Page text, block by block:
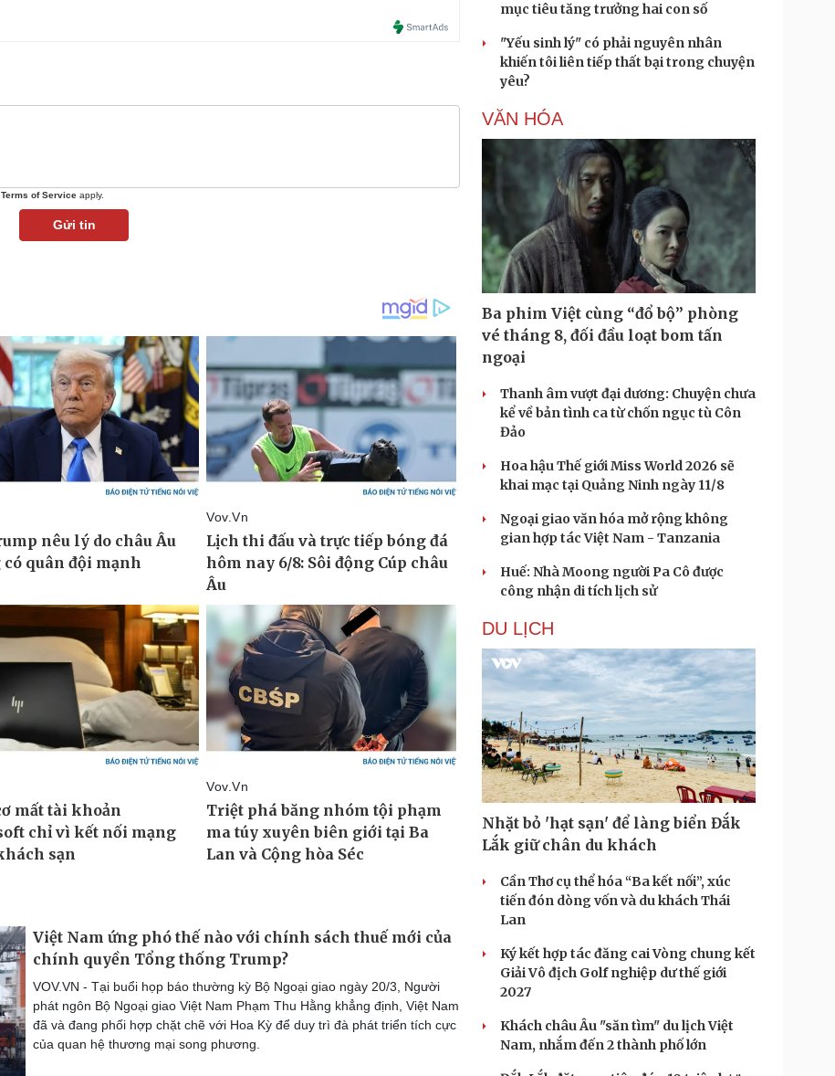
Terms of Service apply.
Gửi tin
Việt Nam ứng phó thế nào với chính sách thuế mới của
chính quyền Tổng thống Trump?
VOV.VN - Tại buổi họp báo thường kỳ Bộ Ngoại giao ngày 20/3, Người
phát ngôn Bộ Ngoại giao Việt Nam Phạm Thu Hằng khẳng định, Việt Nam
đã và đang phối hợp chặt chẽ với Hoa Kỳ để duy trì đà phát triển tích cực
của quan hệ thương mại song phương.
mục tiêu tăng trưởng hai con số
"Yếu sinh lý" có phải nguyên nhân
khiến tôi liên tiếp thất bại trong chuyện
yêu?
VĂN HÓA
Ba phim Việt cùng “đổ bộ” phòng
vé tháng 8, đối đầu loạt bom tấn
ngoại
Thanh âm vượt đại dương: Chuyện chưa
kể về bản tình ca từ chốn ngục tù Côn
Đảo
Hoa hậu Thế giới Miss World 2026 sẽ
khai mạc tại Quảng Ninh ngày 11/8
Ngoại giao văn hóa mở rộng không
gian hợp tác Việt Nam - Tanzania
Huế: Nhà Moong người Pa Cô được
công nhận di tích lịch sử
DU LỊCH
Nhặt bỏ 'hạt sạn' để làng biển Đắk
Lắk giữ chân du khách
Cần Thơ cụ thể hóa “Ba kết nối”, xúc
tiến đón dòng vốn và du khách Thái
Lan
Ký kết hợp tác đăng cai Vòng chung kết
Giải Vô địch Golf nghiệp dư thế giới
2027
Khách châu Âu "săn tìm" du lịch Việt
Nam, nhắm đến 2 thành phố lớn